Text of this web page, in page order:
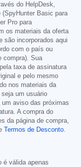
do HelpDesk,
(SpyHunter Basic para
Pro para
os materiais da oferta
são incorporados aqui
com o país ou
compra). Sua
pela taxa de assinatura
e pelo mesmo
nos materiais da
um usuário
aviso das próximas
A compra do
da página de compra,
Termos de Desconto
é válida apenas